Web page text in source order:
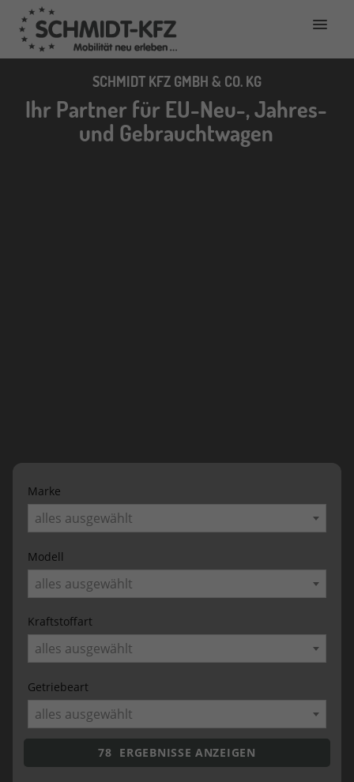
SCHMIDT KFZ GMBH & CO. KG
Ihr Partner für EU-Neu-, Jahres-
und Gebrauchtwagen
Marke
alles ausgewählt
Modell
alles ausgewählt
Kraftstoffart
alles ausgewählt
Getriebeart
alles ausgewählt
78 ERGEBNISSE ANZEIGEN